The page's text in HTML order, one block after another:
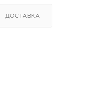
ДОСТАВКА